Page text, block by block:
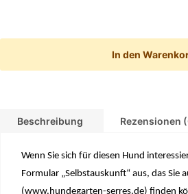
In den
Beschreibung Rezensionen
Wenn Sie sich für diesen Hund
Formular „Selbstauskunft“ aus, das Sie
(www.hundegarten-serres.de) finden